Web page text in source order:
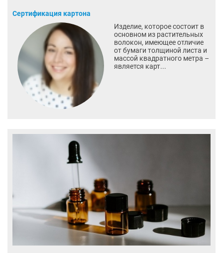
Сертификация картона
Изделие, которое состоит в
основном из растительных
волокон, имеющее отличие
от бумаги толщиной листа и
массой квадратного метра –
является карт...